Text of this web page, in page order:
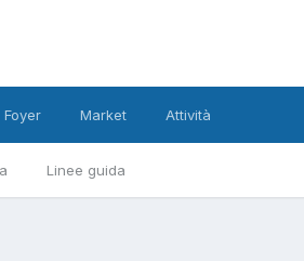
Linee guida
Foyer Market Attività